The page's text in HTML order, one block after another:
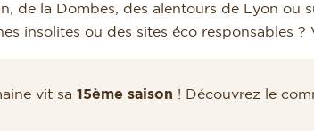
de la Dombes, des alentours de Lyon ou
insolites ou des sites éco responsables
vit sa 15ème saison ! Découvrez le